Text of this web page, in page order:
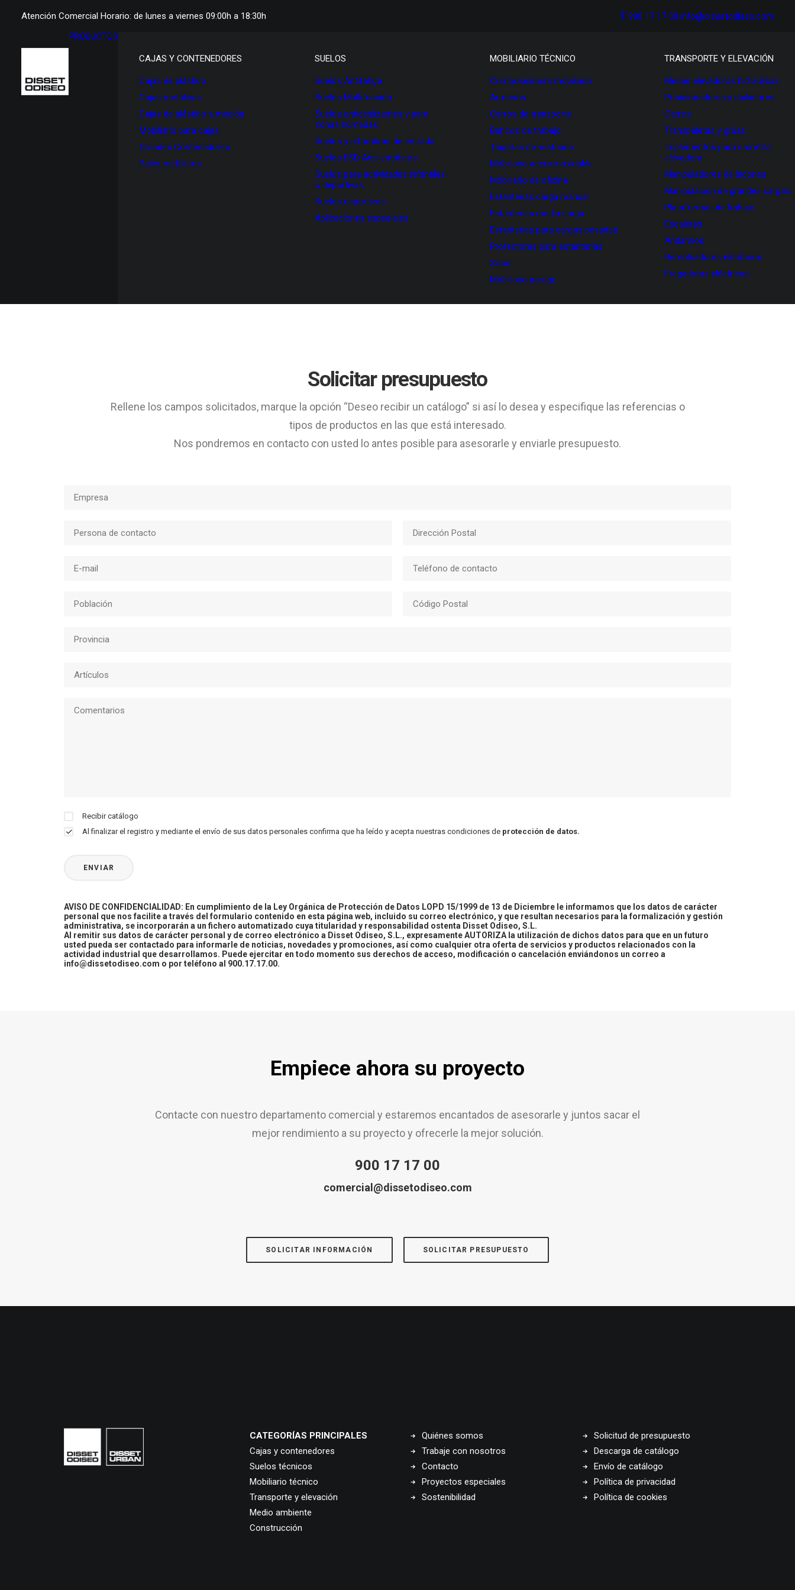
Atención Comercial Horario: de lunes a viernes 09:00h a 18:30h T. 900 17 17 00 info@dissetodiseo.com
PRODUCTOS
CAJAS Y CONTENEDORES
Cajas de plástico
Cajas metálicas
Cajas de plástico a medida
Mobiliario para cajas
Grandes Contenedores
Palés metálicos
SUELOS
Suelos Antifatiga
Suelos Multifunción
Suelos antideslizantes y para
zonas húmedas
Suelos y alfombras de entrada
Suelos ESD Anti-estáticos
Suelos para actividades infantiles
o deportivas
Suelos deportivos
Aplicaciones especiales
MOBILIARIO TÉCNICO
Composiciones mobiliario
Armarios
Carros de transporte
Bancos de trabajo
Taquillas de vestuario
Mobiliario acero inoxidable
Mobiliario de oficina
Estanterías carga manual
Estanterías media carga
Estanterías para cargas pesadas
Protectores para estanterías
Sillas
Mobiliario garage
TRANSPORTE Y ELEVACIÓN
Mesas elevadoras hidráulicas
Posicionadores y apiladores
Carros
Transpaletas y grúas
Implementos para carretilla
elevadora
Manipuladores de bidones
Manipulación de grandes cargas
Plataformas de trabajo
Escaleras
Andamios
Remolcadores eléctricos
Fregadoras eléctricas
Solicitar presupuesto
Rellene los campos solicitados, marque la opción “Deseo recibir un catálogo” si así lo desea y especifique las referencias o
tipos de productos en las que está interesado.
Nos pondremos en contacto con usted lo antes posible para asesorarle y enviarle presupuesto.
Recibir catálogo
Al finalizar el registro y mediante el envío de sus datos personales confirma que ha leído y acepta nuestras condiciones de protección de datos.
AVISO DE CONFIDENCIALIDAD: En cumplimiento de la Ley Orgánica de Protección de Datos LOPD 15/1999 de 13 de Diciembre le informamos que los datos de carácter
personal que nos facilite a través del formulario contenido en esta página web, incluido su correo electrónico, y que resultan necesarios para la formalización y gestión
administrativa, se incorporarán a un fichero automatizado cuya titularidad y responsabilidad ostenta Disset Odiseo, S.L.
Al remitir sus datos de carácter personal y de correo electrónico a Disset Odiseo, S.L., expresamente AUTORIZA la utilización de dichos datos para que en un futuro
usted pueda ser contactado para informarle de noticias, novedades y promociones, así como cualquier otra oferta de servicios y productos relacionados con la
actividad industrial que desarrollamos. Puede ejercitar en todo momento sus derechos de acceso, modificación o cancelación enviándonos un correo a
info@dissetodiseo.com o por teléfono al 900.17.17.00.
Empiece ahora su proyecto
Contacte con nuestro departamento comercial y estaremos encantados de asesorarle y juntos sacar el
mejor rendimiento a su proyecto y ofrecerle la mejor solución.
900 17 17 00
comercial@dissetodiseo.com
SOLICITAR INFORMACIÓN SOLICITAR PRESUPUESTO
CATEGORÍAS PRINCIPALES
Cajas y contenedores
Suelos técnicos
Mobiliario técnico
Transporte y elevación
Medio ambiente
Construcción
Quiénes somos
Trabaje con nosotros
Contacto
Proyectos especiales
Sostenibilidad
Solicitud de presupuesto
Descarga de catálogo
Envío de catálogo
Política de privacidad
Política de cookies